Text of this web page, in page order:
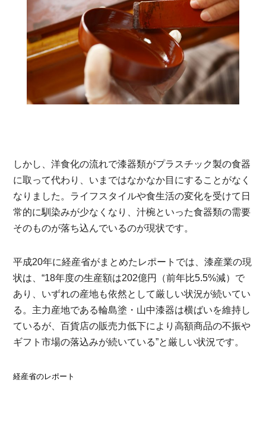
しかし、洋食化の流れで漆器類がプラスチック製の食器
に取って代わり、いまではなかなか目にすることがなく
なりました。ライフスタイルや食生活の変化を受けて日
常的に馴染みが少なくなり、汁椀といった食器類の需要
そのものが落ち込んでいるのが現状です。
平成20年に経産省がまとめたレポートでは、漆産業の現
状は、“18年度の生産額は202億円（前年比5.5%減）で
あり、いずれの産地も依然として厳しい状況が続いてい
る。主力産地である輪島塗・山中漆器は横ばいを維持し
ているが、百貨店の販売力低下により高額商品の不振や
ギフト市場の落込みが続いている”と厳しい状況です。
経産省のレポート